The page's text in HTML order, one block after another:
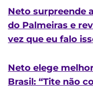
Neto surpreende
do Palmeiras e
vez que eu falo
Neto elege
Brasil: “Tite não